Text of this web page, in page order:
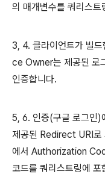
의 매개변수를 쿼리스트
3, 4. 클라이언트가 빌
ce Owner는 제공된 로
인증합니다.
5, 6. 인증(구글 로그인
제공된 Redirect URI로
에서 Authorization
코드를 쿼리스트링에 포